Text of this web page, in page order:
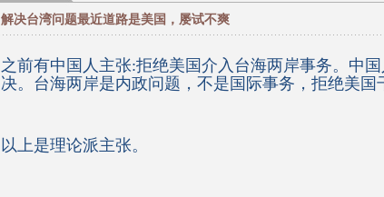
解决台湾问题最近道路是美国，屡试不爽
之前有中国人主张:拒绝美国介入台海两岸事务。中
决。台海两岸是内政问题，不是国际事务，拒绝美国
以上是理论派主张。